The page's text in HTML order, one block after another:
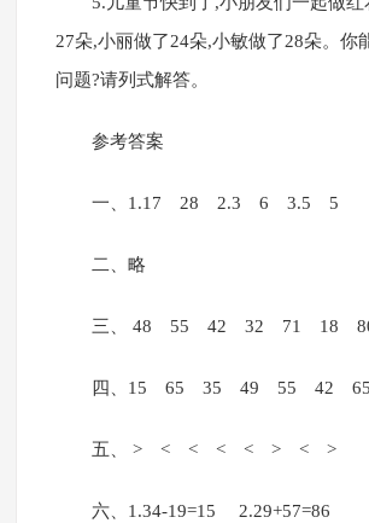
27朵,小丽做了24朵,小敏做了28朵。你
问题?请列式解答。
参考答案
一、1.17 28 2.3 6 3.5 5
二、略
三、 48 55 42 32 71 18
四、15 65 35 49 55 42
五、 > < < < < > < >
六、1.34-19=15 2.29+57=86